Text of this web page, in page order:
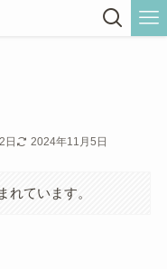
日 2024年11月5日
れています。